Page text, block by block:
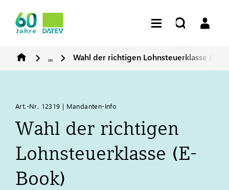
... Wahl der richtigen Lohnsteuerklasse (E-
Art.-Nr. 12319 | Mandanten-Info
Wahl der richtigen
Lohnsteuerklasse (E-
Book)